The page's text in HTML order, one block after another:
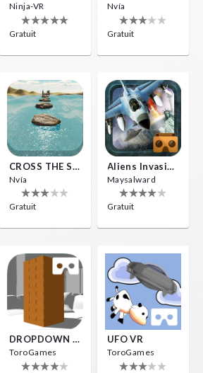
Ninja-VR
Gratuit
Nvía
Gratuit
CROSS THE SEA
Nvía
Gratuit
Aliens Invasion VR
Maysalward
Gratuit
DROPDOWN VR
ToroGames
UFO VR
ToroGames